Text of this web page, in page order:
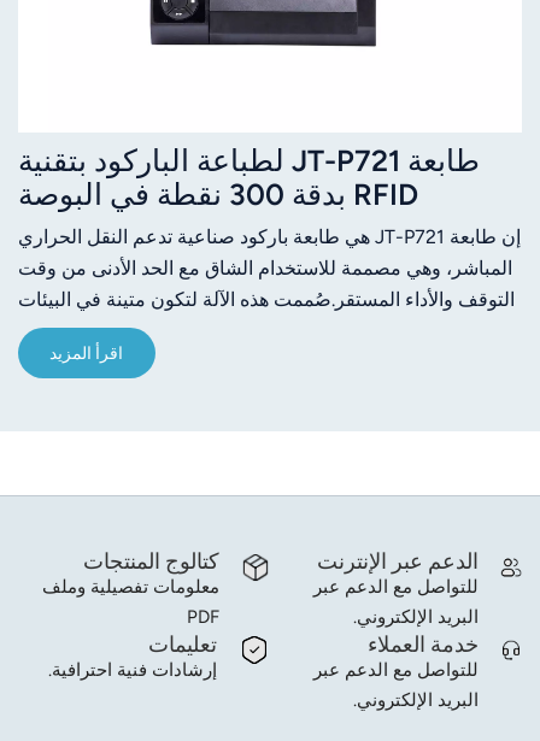
طابعة JT-P721 لطباعة الباركود بتقنية
RFID بدقة 300 نقطة في البوصة
إن طابعة JT-P721 هي طابعة باركود صناعية تدعم النقل الحراري
المباشر، وهي مصممة للاستخدام الشاق مع الحد الأدنى من وقت
التوقف والأداء المستقر.صُممت هذه الآلة لتكون متينة في البيئات
الصناعية القاسية، وتحتوي على قضيب تمزيق ورق ثنائي الاتجاه
لراحة المشغل.تضمن عمليات المحاكاة المدمجة في الأجهزة
اقرأ المزيد
كتالوج المنتجات
معلومات تفصيلية وملف
PDF
الدعم عبر الإنترنت
للتواصل مع الدعم عبر
البريد الإلكتروني.
تعليمات
إرشادات فنية احترافية.
خدمة العملاء
للتواصل مع الدعم عبر
البريد الإلكتروني.